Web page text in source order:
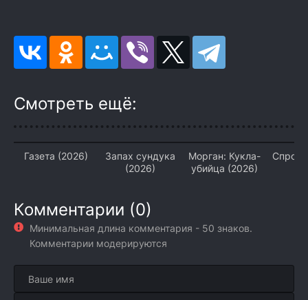
Смотреть ещё:
Газета (2026)
Запах сундука
(2026)
Морган: Кукла-
убийца (2026)
Комментарии (0)
Минимальная длина комментария - 50 знаков.
Комментарии модерируются